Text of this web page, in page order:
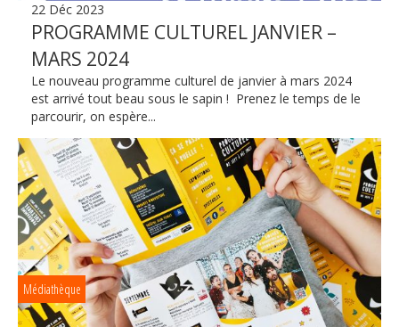
22 Déc 2023
PROGRAMME CULTUREL JANVIER –
MARS 2024
Le nouveau programme culturel de janvier à mars 2024
est arrivé tout beau sous le sapin ! Prenez le temps de le
parcourir, on espère...
Médiathèque